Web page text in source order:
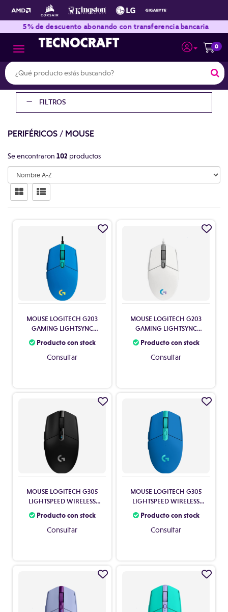
0
Toggle navigation
5% de descuento abonando con transferencia bancaria
FILTROS
PERIFÉRICOS/ MOUSE
Se encontraron 102 productos
MOUSE LOGITECH G203
GAMING LIGHTSYNC
BLUE 910-005795
Producto con stock
Consultar
MOUSE LOGITECH G203
GAMING LIGHTSYNC
WHITE 910-005794
Producto con stock
Consultar
MOUSE LOGITECH G305
LIGHTSPEED WIRELESS
BLACK 910-005281
Producto con stock
Consultar
MOUSE LOGITECH G305
LIGHTSPEED WIRELESS
BLUE 910-006013
Producto con stock
Consultar